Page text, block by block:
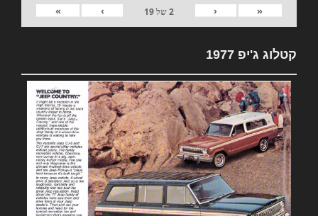
«
‹
2של19
›
»
קטלוג ג'יפ 1977